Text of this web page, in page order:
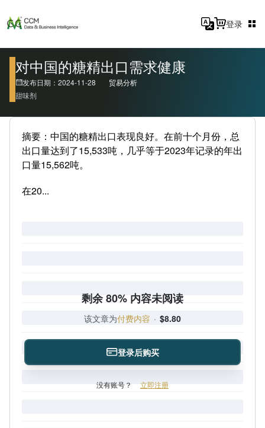
登录
对中国的糖精出口需求健康
发布日期：2024-11-28
贸易分析
甜味剂
摘要：中国的糖精出口表现良好。在前十个月份，总
出口量达到了15,533吨，几乎等于2023年记录的年出
口量15,562吨。
在20...
剩余 80% 内容未阅读
该文章为付费内容 · $8.80
登录后购买
没有账号？ 立即注册